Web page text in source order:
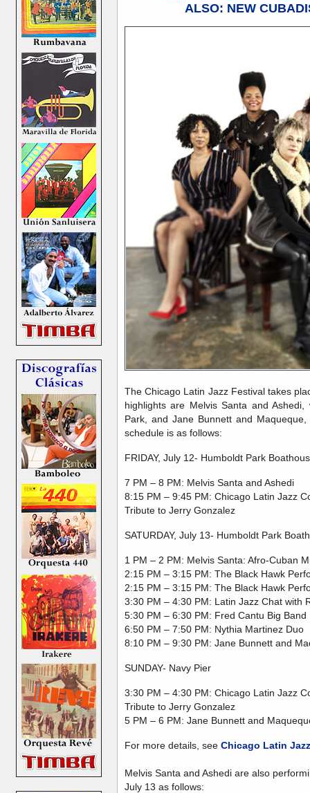
ALSO: NEW
The Chicago Latin Jazz Festival takes
highlights are Melvis Santa and
Park, and Jane Bunnett and
schedule is as follows:
FRIDAY, July 12- Humboldt Park
7 PM – 8 PM: Melvis Santa and Ashedi
8:15 PM – 9:45 PM: Chicago Latin Jazz
Tribute to Jerry Gonzalez
SATURDAY, July 13- Humboldt Park
1 PM – 2 PM: Melvis Santa: Afro-Cuban
2:15 PM – 3:15 PM: The Black Hawk
2:15 PM – 3:15 PM: The Black Hawk
3:30 PM – 4:30 PM: Latin Jazz Chat with
5:30 PM – 6:30 PM: Fred Cantu Big Band
6:50 PM – 7:50 PM: Nythia Martinez Duo
8:10 PM – 9:30 PM: Jane Bunnett and
SUNDAY- Navy Pier
3:30 PM – 4:30 PM: Chicago Latin Jazz
Tribute to Jerry Gonzalez
5 PM – 6 PM: Jane Bunnett and
For more details, see Chicago Latin
Melvis Santa and Ashedi are also
July 13 as follows: